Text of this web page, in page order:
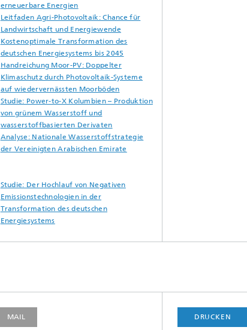
erneuerbare Energien
Leitfaden Agri-Photovoltaik: Chance für
Landwirtschaft und Energiewende
Kostenoptimale Transformation des
deutschen Energiesystems bis 2045
Handreichung Moor-PV: Doppelter
Klimaschutz durch Photovoltaik-Systeme
auf wiedervernässten Moorböden
Studie: Power-to-X Kolumbien – Produktion
von grünem Wasserstoff und
wasserstoffbasierten Derivaten
Analyse: Nationale Wasserstoffstrategie
der Vereinigten Arabischen Emirate
Studie: Der Hochlauf von Negativen
Emissionstechnologien in der
Transformation des deutschen
Energiesystems
MAIL DRUCKEN